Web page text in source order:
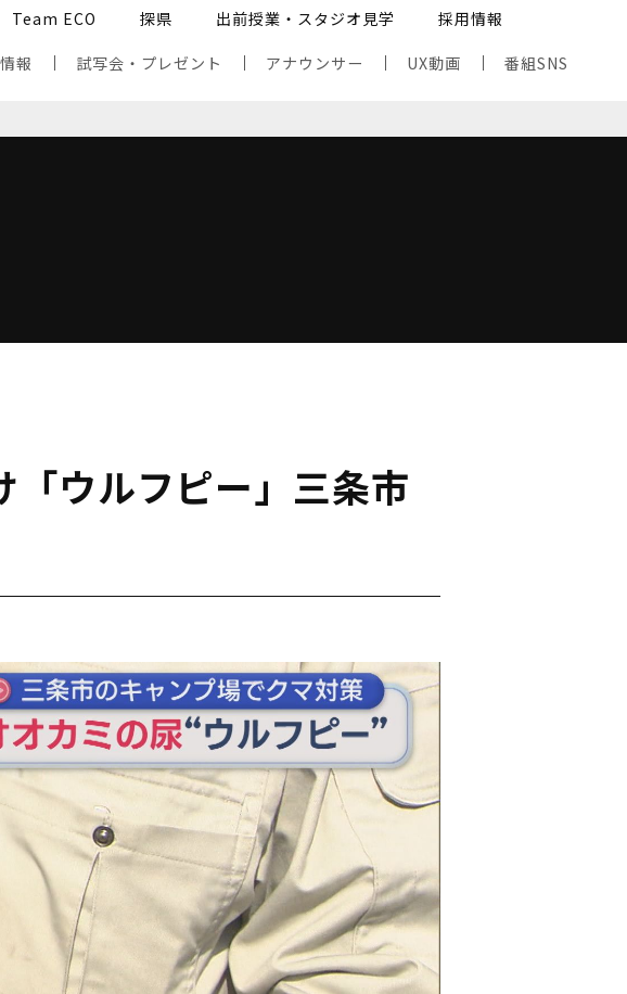
Team ECO 探県 出前授業・スタジオ見学 採用情報
報 試写会・プレゼント アナウンサー UX動画 番組SNS
ウルフピー」三条市